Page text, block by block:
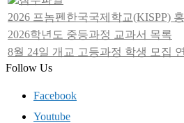
2026 프놈펜한국국제학교(KISPP)
2026학년도 중등과정 교과서 목록
8월 24일 개교 고등과정 학생 모집
Follow Us
Facebook
Youtube